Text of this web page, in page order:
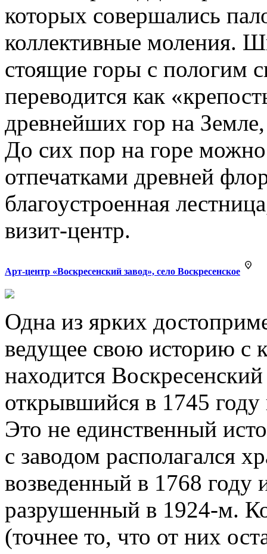
которых совершались
коллективные моления.
стоящие горы с пологим
переводится как
древнейших гор на
До сих пор на горе можно
отпечатками древней
благоустроенная
визит-центр.
Арт-центр «Воскресенский завод», село Воскресенское
Одна из ярких
ведущее свою историю с
находится
открывшийся в 1745
Это не единственный
с заводом располагался
возведенный в 1768 году
разрушенный в 1924-м.
(точнее то, что от них